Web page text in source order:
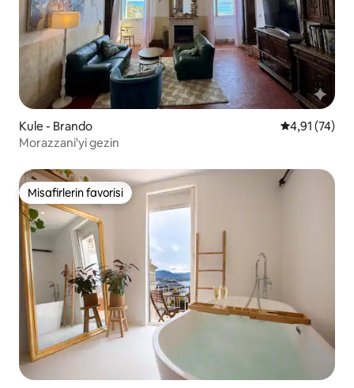
Kule - Brando 5 üzerinden
4,91 (74)
Morazzani'yi gezin
Misafirlerin favorisi
Misafirlerin favorisi